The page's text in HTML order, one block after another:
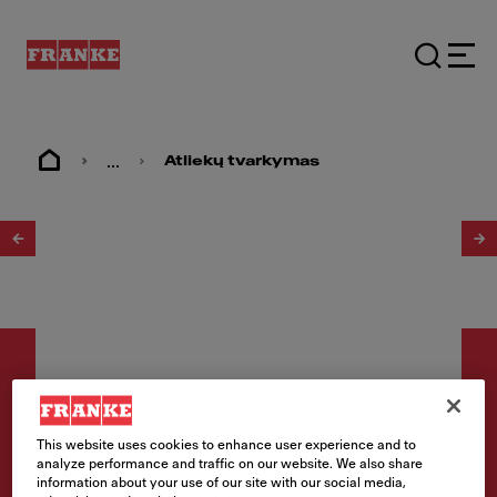
... Atliekų tvarkymas
Šiukšlių rūšiavimo sistemos
This website uses cookies to enhance user experience and to
analyze performance and traffic on our website. We also share
information about your use of our site with our social media,